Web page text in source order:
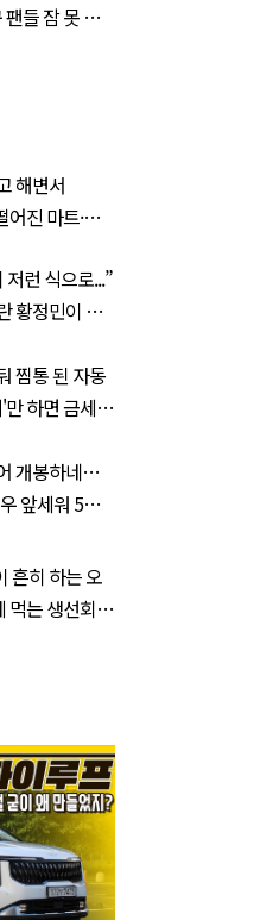
팬들 잠 못 들
해변서
어진 마트·주
발
저런 식으로...”
황정민이 곧
찜통 된 자동
하면 금세
개봉하네…
앞세워 5년
흔히 하는 오
먹는 생선회가